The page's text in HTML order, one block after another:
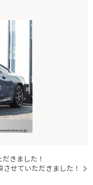
きました！
せていただきました！